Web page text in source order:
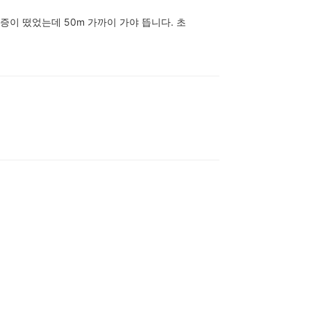
이 떴었는데 50m 가까이 가야 뜹니다. 초